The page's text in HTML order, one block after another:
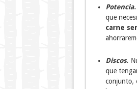
Potencia.
que
carne
Discos.
que
conjunto,